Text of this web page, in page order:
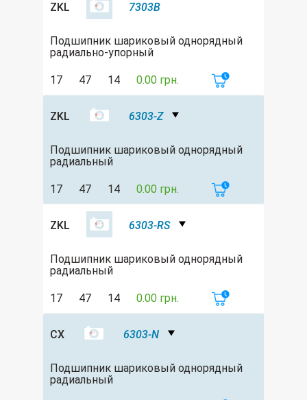
ZKL 7303B
Подшипник шариковый однорядный
радиально-упорный
17 47 14 0.00 грн.
ZKL 6303-Z
Подшипник шариковый однорядный
радиальный
17 47 14 0.00 грн.
ZKL 6303-RS
Подшипник шариковый однорядный
радиальный
17 47 14 0.00 грн.
CX 6303-N
Подшипник шариковый однорядный
радиальный